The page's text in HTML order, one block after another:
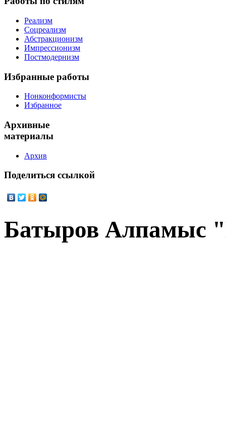
Реализм
Соцреализм
Абстракционизм
Импрессионизм
Постмодернизм
Избранные работы
Нонконформисты
Избранное
Архивные
материалы
Архив
Поделиться ссылкой
Батыров Алпамыс